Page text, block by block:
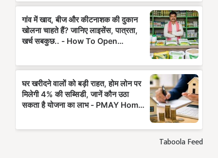
Taboola Feed